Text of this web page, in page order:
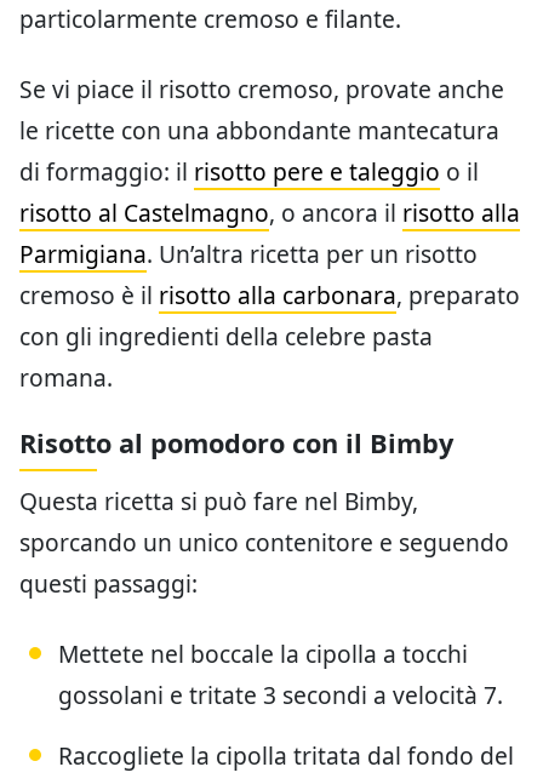
particolarmente cremoso e filante.
Se vi piace il risotto cremoso, provate anche
le ricette con una abbondante mantecatura
di formaggio: il risotto pere e taleggio o il
risotto al Castelmagno, o ancora il risotto alla
Parmigiana. Un’altra ricetta per un risotto
cremoso è il risotto alla carbonara, preparato
con gli ingredienti della celebre pasta
romana.
Risotto al pomodoro con il Bimby
Questa ricetta si può fare nel Bimby,
sporcando un unico contenitore e seguendo
questi passaggi:
Mettete nel boccale la cipolla a tocchi
gossolani e tritate 3 secondi a velocità 7.
Raccogliete la cipolla tritata dal fondo del